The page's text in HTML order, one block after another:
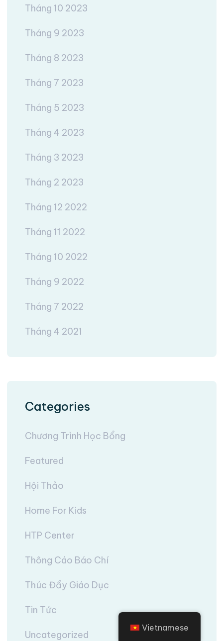
Tháng 10 2023
Tháng 9 2023
Tháng 8 2023
Tháng 7 2023
Tháng 5 2023
Tháng 4 2023
Tháng 3 2023
Tháng 2 2023
Tháng 12 2022
Tháng 11 2022
Tháng 10 2022
Tháng 9 2022
Tháng 7 2022
Tháng 4 2021
Categories
Chương Trình Học Bổng
Featured
Hội Thảo
Home For Kids
HTP Center
Thông Cáo Báo Chí
Thúc Đẩy Giáo Dục
Tin Tức
Uncategorized
Vietnamese